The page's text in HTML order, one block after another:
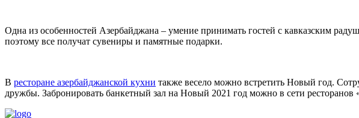
Одна из особенностей Азербайджана – умение принимать гостей с кавказским
поэтому все получат сувениры и памятные подарки.
В ресторане азербайджанской кухни также весело можно встретить Новый год.
дружбы. Забронировать банкетный зал на Новый 2021 год можно в сети ресторанов